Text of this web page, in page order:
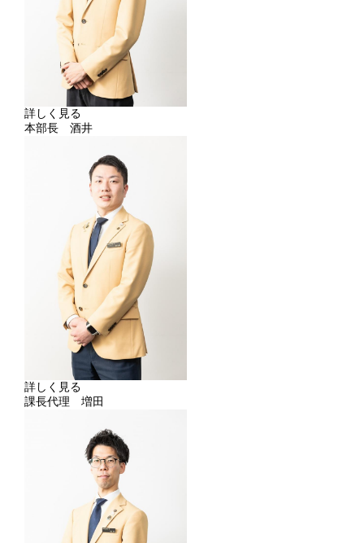
詳しく見る
本部長 酒井
詳しく見る
課長代理 増田